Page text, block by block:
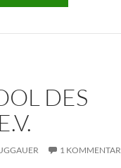
DES
1 KOMMENTAR